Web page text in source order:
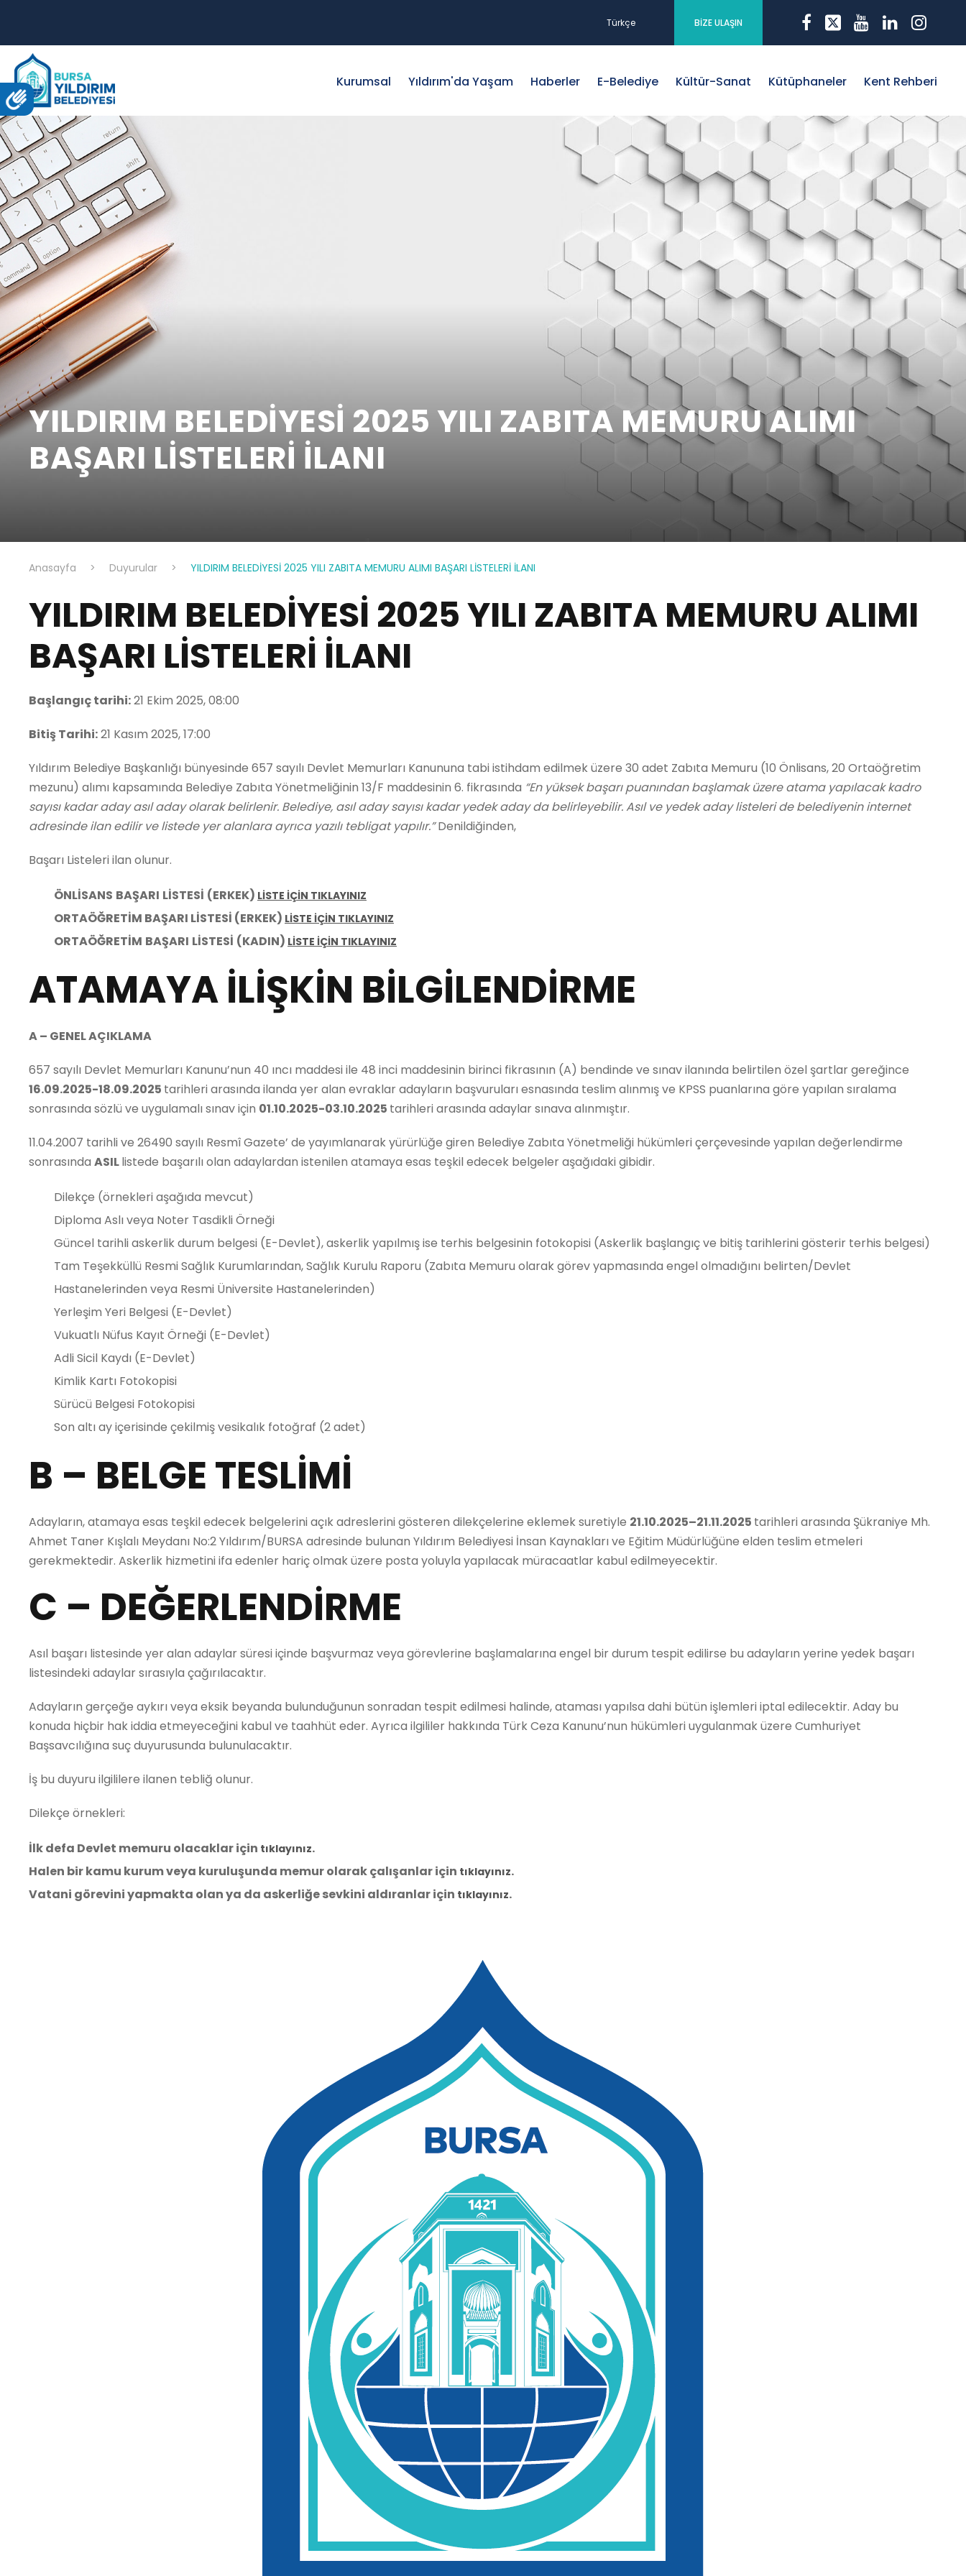
Türkçe BİZE ULAŞIN
Kurumsal Yıldırım'da Yaşam Haberler E-Belediye Kültür-Sanat Kütüphaneler Kent Rehberi
YILDIRIM BELEDİYESİ 2025 YILI ZABITA MEMURU ALIMI
BAŞARI LİSTELERİ İLANI
Anasayfa > Duyurular > YILDIRIM BELEDİYESİ 2025 YILI ZABITA MEMURU ALIMI BAŞARI LİSTELERİ İLANI
YILDIRIM BELEDİYESİ 2025 YILI ZABITA MEMURU ALIMI
BAŞARI LİSTELERİ İLANI
Başlangıç tarihi:21 Ekim 2025, 08:00
Bitiş Tarihi:21 Kasım 2025, 17:00
Yıldırım Belediye Başkanlığı bünyesinde 657 sayılı Devlet Memurları Kanununa tabi istihdam edilmek üzere 30 adet Zabıta Memuru (10 Önlisans, 20 Ortaöğretim
mezunu) alımı kapsamında Belediye Zabıta Yönetmeliğinin 13/F maddesinin 6. fikrasında “En yüksek başarı puanından başlamak üzere atama yapılacak kadro
sayısı kadar aday asıl aday olarak belirlenir. Belediye, asıl aday sayısı kadar yedek aday da belirleyebilir. Asıl ve yedek aday listeleri de belediyenin internet
adresinde ilan edilir ve listede yer alanlara ayrıca yazılı tebligat yapılır.”Denildiğinden,
Başarı Listeleri ilan olunur.
ÖNLİSANS BAŞARI LİSTESİ (ERKEK) LİSTE İÇİN TIKLAYINIZ
ORTAÖĞRETİM BAŞARI LİSTESİ (ERKEK) LİSTE İÇİN TIKLAYINIZ
ORTAÖĞRETİM BAŞARI LİSTESİ (KADIN) LİSTE İÇİN TIKLAYINIZ
ATAMAYA İLİŞKİN BİLGİLENDİRME
A – GENEL AÇIKLAMA
657 sayılı Devlet Memurları Kanunu’nun 40 ıncı maddesi ile 48 inci maddesinin birinci fikrasının (A) bendinde ve sınav ilanında belirtilen özel şartlar gereğince
16.09.2025-18.09.2025 tarihleri arasında ilanda yer alan evraklar adayların başvuruları esnasında teslim alınmış ve KPSS puanlarına göre yapılan sıralama
sonrasında sözlü ve uygulamalı sınav için 01.10.2025-03.10.2025 tarihleri arasında adaylar sınava alınmıştır.
11.04.2007 tarihli ve 26490 sayılı Resmî Gazete’ de yayımlanarak yürürlüğe giren Belediye Zabıta Yönetmeliği hükümleri çerçevesinde yapılan değerlendirme
sonrasında ASILlistede başarılı olan adaylardan istenilen atamaya esas teşkil edecek belgeler aşağıdaki gibidir.
Dilekçe (örnekleri aşağıda mevcut)
Diploma Aslı veya Noter Tasdikli Örneği
Güncel tarihli askerlik durum belgesi (E-Devlet), askerlik yapılmış ise terhis belgesinin fotokopisi (Askerlik başlangıç ve bitiş tarihlerini gösterir terhis belgesi)
Tam Teşekküllü Resmi Sağlık Kurumlarından, Sağlık Kurulu Raporu (Zabıta Memuru olarak görev yapmasında engel olmadığını belirten/Devlet
Hastanelerinden veya Resmi Üniversite Hastanelerinden)
Yerleşim Yeri Belgesi (E-Devlet)
Vukuatlı Nüfus Kayıt Örneği (E-Devlet)
Adli Sicil Kaydı (E-Devlet)
Kimlik Kartı Fotokopisi
Sürücü Belgesi Fotokopisi
Son altı ay içerisinde çekilmiş vesikalık fotoğraf (2 adet)
B – BELGE TESLİMİ
Adayların, atamaya esas teşkil edecek belgelerini açık adreslerini gösteren dilekçelerine eklemek suretiyle 21.10.2025–21.11.2025 tarihleri arasında Şükraniye Mh.
Ahmet Taner Kışlalı Meydanı No:2 Yıldırım/BURSA adresinde bulunan Yıldırım Belediyesi İnsan Kaynakları ve Eğitim Müdürlüğüne elden teslim etmeleri
gerekmektedir. Askerlik hizmetini ifa edenler hariç olmak üzere posta yoluyla yapılacak müracaatlar kabul edilmeyecektir.
C – DEĞERLENDİRME
Asıl başarı listesinde yer alan adaylar süresi içinde başvurmaz veya görevlerine başlamalarına engel bir durum tespit edilirse bu adayların yerine yedek başarı
listesindeki adaylar sırasıyla çağırılacaktır.
Adayların gerçeğe aykırı veya eksik beyanda bulunduğunun sonradan tespit edilmesi halinde, ataması yapılsa dahi bütün işlemleri iptal edilecektir. Aday bu
konuda hiçbir hak iddia etmeyeceğini kabul ve taahhüt eder. Ayrıca ilgililer hakkında Türk Ceza Kanunu’nun hükümleri uygulanmak üzere Cumhuriyet
Başsavcılığına suç duyurusunda bulunulacaktır.
İş bu duyuru ilgililere ilanen tebliğ olunur.
Dilekçe örnekleri:
İlk defa Devlet memuru olacaklar için tıklayınız.
Halen bir kamu kurum veya kuruluşunda memur olarak çalışanlar için tıklayınız.
Vatani görevini yapmakta olan ya da askerliğe sevkini aldıranlar için tıklayınız.